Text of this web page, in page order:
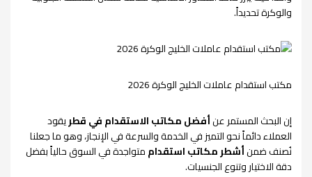
والوكرة تحديداً.
مكتب استقدام عاملات الخليج الوكرة 2026
إن البحث المستمر عنأفضل مكاتب الاستقدام في قطريقود
العملاء دائماً نحو التميز في الخدمة والسرعة في الإنجاز، وهو ما جعلنا
نُصنف ضمنأشطر مكاتب استقداممتواجدة في السوق حالياً بفضل
دقة الاختيار وتنوع الجنسيات.